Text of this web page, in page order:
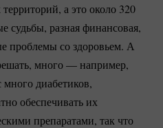
а это около 320
судьбы, разная финансовая,
проблемы со здоровьем. А
много — например,
диабетиков,
обеспечивать их
препаратами, так что